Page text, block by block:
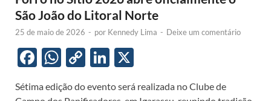
São João do Litoral Norte
25 de maio de 2026 - por Kennedy Lima - Deixe um comentário
F
e
W
at
C
p
Li
k
Sétima edição do evento será realizada no Clube de